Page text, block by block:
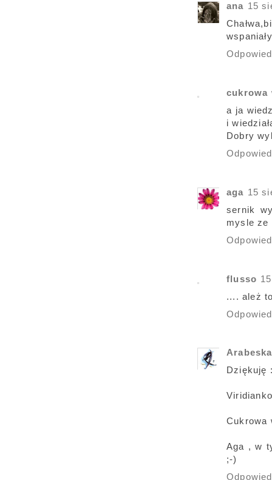
ana 15
cukrowa
a ja
i
Dobry
aga 15
sernik
mysle ze
flusso
.... ależ
Dziękuję
Cukrowa
Aga , w
;-)